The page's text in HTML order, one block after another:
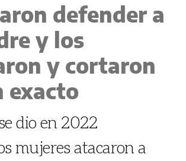
defender a
y los
y cortaron
exacto
dio en 2022
mujeres atacaron a